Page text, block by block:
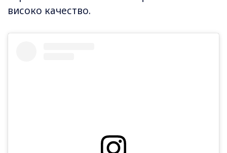
високо качество.